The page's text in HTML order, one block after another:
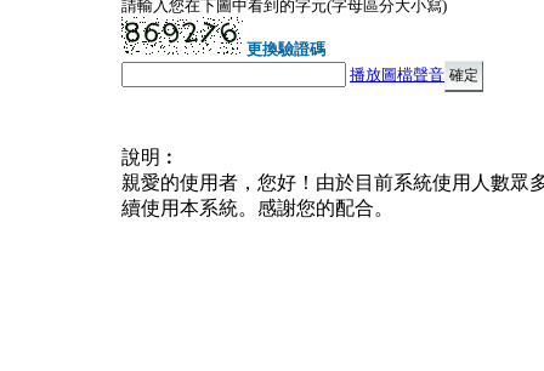
請輸入您在下圖中看到的字元(字母區分大小寫)
更換驗證碼
播放圖檔聲音
說明︰
親愛的使用者，您好！由於目前系統使用人數眾
續使用本系統。感謝您的配合。